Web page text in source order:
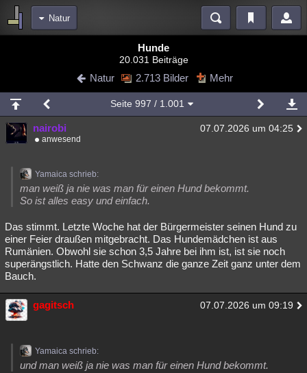
Natur
Diskussionen Blogs Videos
Chat Wiki Neuigkeiten
meine Rubriken
Menschen Mystery Kriminalfälle
Natur Umfragen Unterhaltung
weitere Rubriken
Philosophie Träume Orte Esoterik Literatur
Astronomie Helpdesk Gruppen Gaming Filme
Musik
Übersichten
Besucht
Lesenswert Schlüsselwörter
Hunde
20.031 Beiträge
Natur 2.713 Bilder Mehr
Seite 997 / 1.001
nairobi 07.07.2026 um 04:25
anwesend
Yamaica schrieb:
man weiß ja nie was man für einen Hund bekommt.
So ist alles easy und einfach.
Das stimmt. Letzte Woche hat der Bürgermeister seinen Hund zu
einer Feier draußen mitgebracht. Das Hundemädchen ist aus
Rumänien. Obwohl sie schon 3,5 Jahre bei ihm ist, ist sie noch
superängstlich. Hatte den Schwanz die ganze Zeit ganz unter dem
Bauch.
gagitsch 07.07.2026 um 09:19
Yamaica schrieb:
und man weiß ja nie was man für einen Hund bekommt.